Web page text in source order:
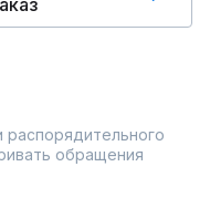
распорядительного
обращения